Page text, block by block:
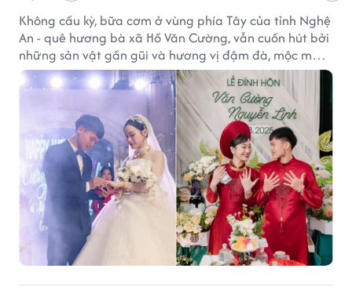
Không cầu kỳ, bữa cơm ở vùng phía Tây của tỉnh Nghệ
An - quê hương bà xã Hồ Văn Cường, vẫn cuốn hút bởi
những sản vật gần gũi và hương vị đậm đà, mộc mạc
của núi rừng.